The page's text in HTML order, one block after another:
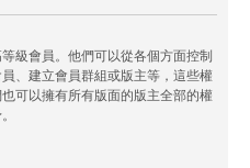
級會員。他們可以從各個方面控制
、建立會員群組或版主等，這些權
可以擁有所有版面的版主全部的權